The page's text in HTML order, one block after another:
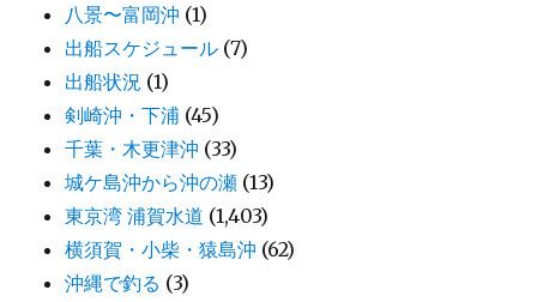
八景〜富岡沖 (1)
出船スケジュール (7)
出船状況 (1)
剣崎沖・下浦 (45)
千葉・木更津沖 (33)
城ケ島沖から沖の瀬 (13)
東京湾 浦賀水道 (1,403)
横須賀・小柴・猿島沖 (62)
沖縄で釣る (3)